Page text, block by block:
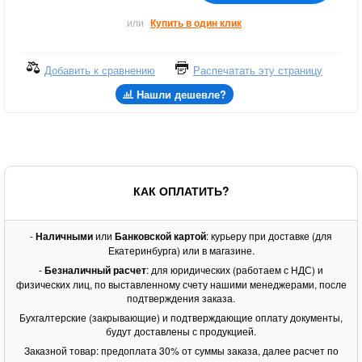
или Купить в один клик
Добавить к сравнению
Распечатать эту страницу
Нашли дешевле?
КАК ОПЛАТИТЬ?
-Наличнымиили Банковской картой: курьеру при доставке (для
Екатеринбурга) или в магазине.
-Безналичный расчет: для юридических (работаем с НДС) и
физических лиц, по выставленному счету нашими менеджерами, после
подтверждения заказа.
Бухгалтерские (закрывающие) и подтверждающие оплату документы,
будут доставлены с продукцией.
Заказной товар: предоплата 30% от суммы заказа, далее расчет по